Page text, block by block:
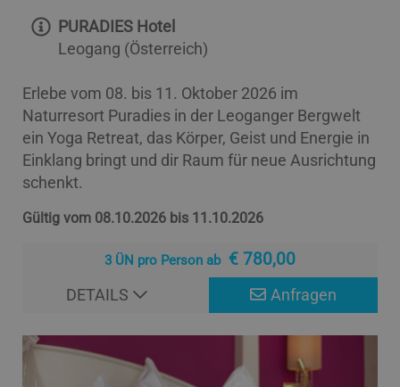
PURADIES Hotel
Leogang (Österreich)
Erlebe vom 08. bis 11. Oktober 2026 im
Naturresort Puradies in der Leoganger Bergwelt
ein Yoga Retreat, das Körper, Geist und Energie in
Einklang bringt und dir Raum für neue Ausrichtung
schenkt.
Gültig vom 08.10.2026 bis 11.10.2026
3 ÜN pro Person ab € 780,00
Anfragen
DETAILS